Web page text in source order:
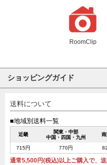
RoomClip
ショッピングガイド
送料について
■地域別送料一覧
近畿
関東・中部
中国・四国・九州
715円 770円
通常5,500円(税込)以上ご購入で、